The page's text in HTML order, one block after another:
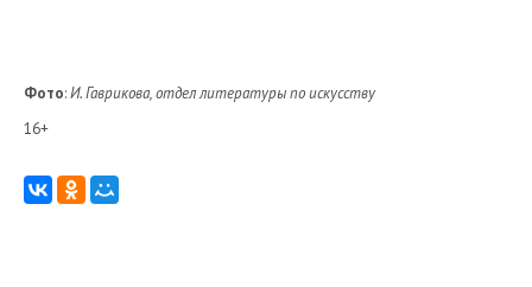
Фото:И. Гаврикова, отдел литературы по искусству
16+